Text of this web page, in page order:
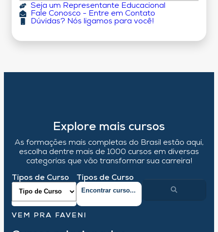
Seja um Representante Educacional
Fale Conosco - Entre em Contato
Dúvidas? Nós ligamos para você!
Explore mais cursos
As formações mais completas do Brasil estão aqui,
escolha dentre mais de 1000 cursos em diversas
categorias que vão transformar sua carreira!
Tipos de Curso Tipos de Curso
VEM PRA FAVENI